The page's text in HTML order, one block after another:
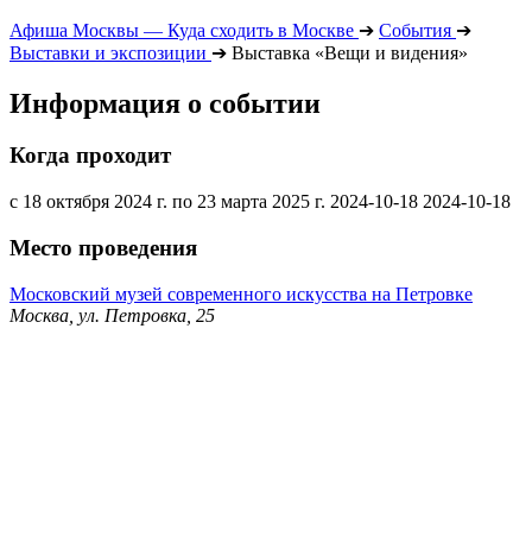
Афиша Москвы — Куда сходить в Москве ➔ События ➔
Выставки и экспозиции ➔ Выставка «Вещи и видения»
Информация о событии
Когда проходит
с 18 октября 2024 г. по 23 марта 2025 г. 2024-10-18 2024-10-18
Место проведения
Московский музей современного искусства на Петровке
Москва, ул. Петровка, 25